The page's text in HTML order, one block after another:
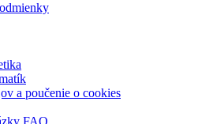
a poučenie o cookies